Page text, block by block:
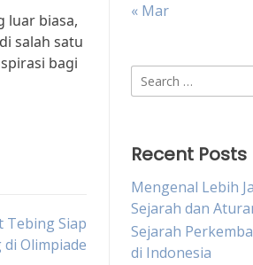
luar biasa,
salah satu
bagi
Tebing Siap
Olimpiade
« Mar
Search
for:
Recent Posts
Mengenal Lebih
Sejarah dan
Sejarah
di Indonesia